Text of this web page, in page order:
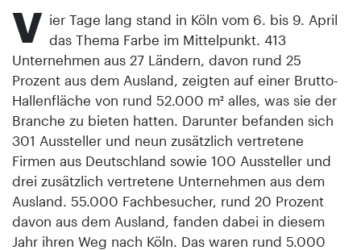
V ier Tage lang stand in Köln vom 6. bis 9. April
das Thema Farbe im Mittelpunkt. 413
Unternehmen aus 27 Ländern, davon rund 25
Prozent aus dem Ausland, zeigten auf einer Brutto-
Hallenfläche von rund 52.000 m² alles, was sie der
Branche zu bieten hatten. Darunter befanden sich
301 Aussteller und neun zusätzlich vertretene
Firmen aus Deutschland sowie 100 Aussteller und
drei zusätzlich vertretene Unternehmen aus dem
Ausland. 55.000 Fachbesucher, rund 20 Prozent
davon aus dem Ausland, fanden dabei in diesem
Jahr ihren Weg nach Köln. Das waren rund 5.000